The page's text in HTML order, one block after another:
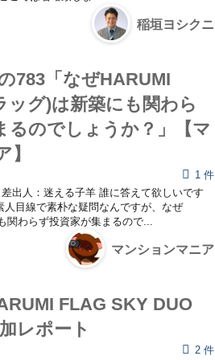
稲垣ヨシクニ
783「なぜHARUMI
ッグ)は新築にも関わら
るのでしょうか？」【マ
1 件
出人：迷える子羊 誰に答えて欲しいです
目線で素朴な疑問なんですが、なぜ
関わらず投資家が集まるので...
マンションマニア
FLAG SKY DUO
レポート
2 件